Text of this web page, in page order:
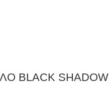
BLACK SHADOW